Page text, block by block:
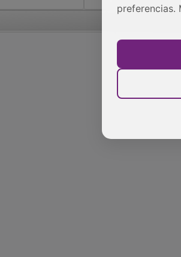
preferencias.